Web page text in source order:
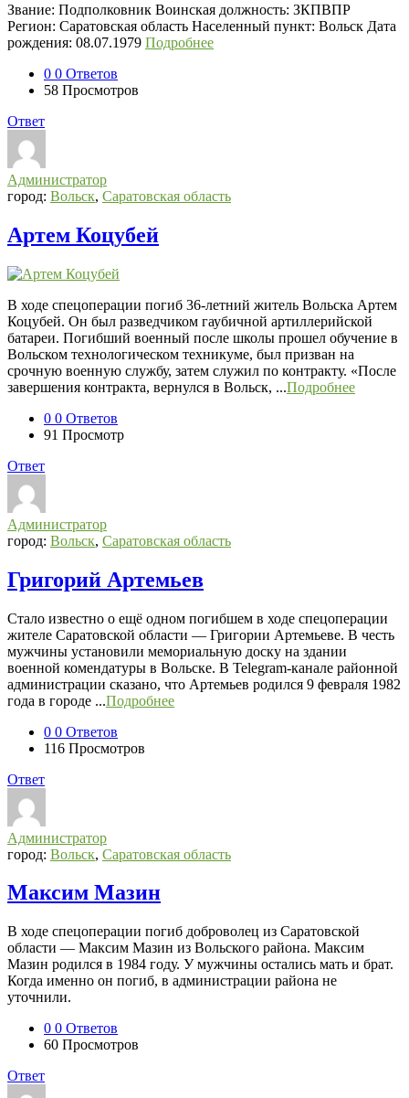
Звание: Подполковник Воинская должность: ЗКПВПР
Регион: Саратовская область Населенный пункт: Вольск Дата
рождения: 08.07.1979 Подробнее
0 0 Ответов
58 Просмотров
Ответ
Администратор
город: Вольск, Саратовская область
Артем Коцубей
В ходе спецоперации погиб 36-летний житель Вольска Артем
Коцубей. Он был разведчиком гаубичной артиллерийской
батареи. Погибший военный после школы прошел обучение в
Вольском технологическом техникуме, был призван на
срочную военную службу, затем служил по контракту. «После
завершения контракта, вернулся в Вольск, ...Подробнее
0 0 Ответов
91 Просмотр
Ответ
Администратор
город: Вольск, Саратовская область
Григорий Артемьев
Стало известно о ещё одном погибшем в ходе спецоперации
жителе Саратовской области — Григории Артемьеве. В честь
мужчины установили мемориальную доску на здании
военной комендатуры в Вольске. В Telegram-канале районной
администрации сказано, что Артемьев родился 9 февраля 1982
года в городе ...Подробнее
0 0 Ответов
116 Просмотров
Ответ
Администратор
город: Вольск, Саратовская область
Максим Мазин
В ходе спецоперации погиб доброволец из Саратовской
области — Максим Мазин из Вольского района. Максим
Мазин родился в 1984 году. У мужчины остались мать и брат.
Когда именно он погиб, в администрации района не
уточнили.
0 0 Ответов
60 Просмотров
Ответ